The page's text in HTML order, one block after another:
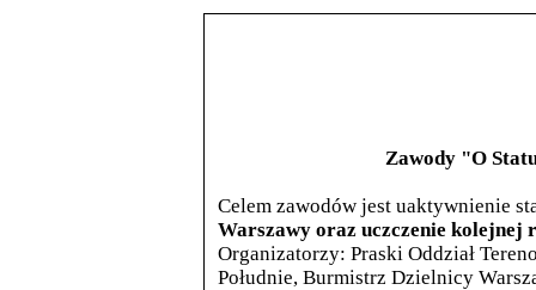
Zawody "O
Celem zawodów jest uaktywnienie
Warszawy oraz uczczenie kolejnej
Organizatorzy: Praski Oddział
Południe, Burmistrz Dzielnicy